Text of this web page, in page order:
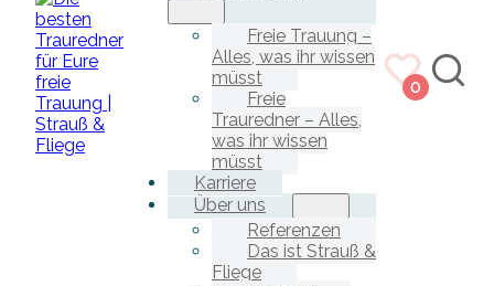
Freie Trauung –
Alles, was ihr wissen
müsst
Freie
Trauredner – Alles,
was ihr wissen
müsst
Karriere
Über uns
Referenzen
Das ist Strauß &
Fliege
0